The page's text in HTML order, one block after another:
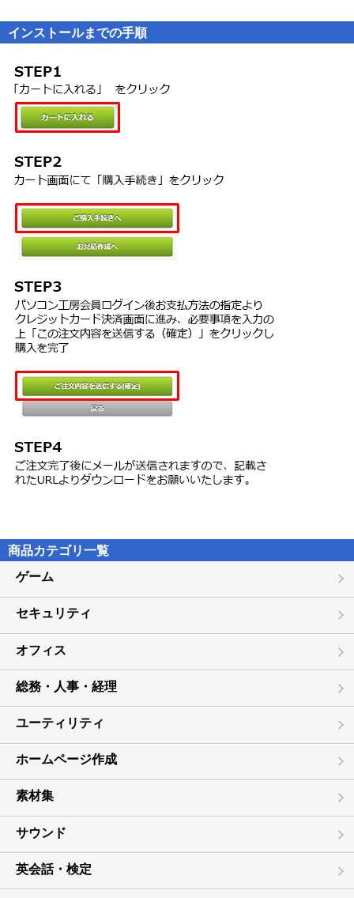
USBメモリ内の重要なファイルは、必ず事前にバックアップを取
■サポート窓口■
●操作に関するわからないことは、まずヘルプ／FAQをご確認くださ
い。
本製品を起動し、メニューの［オンラインヘルプ］からご利用い
●ヘルプ／FAQで解決できない現象が発生した場合は、メールでお問
い合わせをお受けします。
い」（readme.txt）に記載しています。
●詳しい製品情報はこちらまで。
ます。
A.「ユーザライセンス」
ことができます。
B.「PCライセンス」
本ソフトウェアを、購入ライセンス数を上限とする台数のコンピュ
ータにインストールして使用することができます。
本ソフトウェアにサーバ用ソフトウェアが含まれる場合、お客様
トウェアをインストールして使用することができます。
２つ以上のサーバを同時に使用する場合は、追加数分の追加CPUラ
イセンスを別途ご購入いただく必要があります。１台のサーバコン
ピュータに２つ以上のCPUを搭載する場合もこの対象とします。
３．ドキュメントの使用
するうえで必要最低限複製して印刷することができます。
４．本ソフトウェアの代替、改変、およびアップグレード版
TSS LINKから提供される本ソフトウェアの代替、改変、またはアッ
プグレード版を、本契約書を準用するか、別途本契約書に代わる契
約書に従って、使用することができます。
第２条 制限
お客様は、
１．本ソフトウェアを本契約書で許諾された以外に複製あるいはイ
２．本ソフトウェアを、リバースエンジニアリング等によって解析
することはできません。
３．お客様自身で、本ソフトウェアのいかなる部分も削除及び改訂
ることはできません。
５．有償、無償にかかわらず本ソフトウェアを第三者に譲渡、貸
与、再使用許諾、公衆送信、レンタル、リース、中古品取引をする
ことはできません。
せん。
第３条 解除
お客様が本契約書に違反した場合、TSS LINKは、本契約を解除する
ことができます。その場合、お客様はただちに本ソフトウェアの使
本ソフトウェアの著作権は、TSS LINKに帰属します。
お客様は、日本国の輸出規制または諸外国の輸出入管理に関する法
令に違反して、直接、間接を問わず、本ソフトウェアを輸出（イン
ターネット経由含む）することはできません。
第６条 保証条項
インストールまでの手順
商品カテゴリ一覧
ゲーム
セキュリティ
オフィス
総務・人事・経理
ユーティリティ
ホームページ作成
素材集
サウンド
英会話・検定